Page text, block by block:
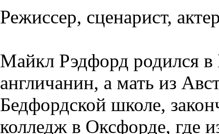
Режиссер, сценарист,
Майкл Рэдфорд родился
англичанин, а мать из
Бедфордской школе,
колледж в Оксфорде, где